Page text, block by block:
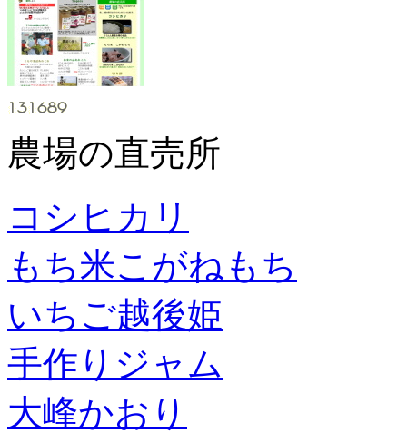
農場の直売所
コシヒカリ
もち米こがねもち
いちご越後姫
手作りジャム
大峰かおり